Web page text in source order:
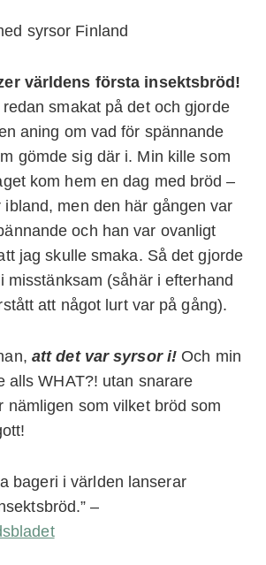
världens första insektsbröd!
smakat på det och gjorde
aning om vad för spännande
gömde sig där i. Min kille som
kom hem en dag med bröd –
ibland, men den här gången var
och han var ovanligt
jag skulle smaka. Så det gjorde
misstänksam (såhär i efterhand
att något lurt var på gång).
att det var syrsor i! Och min
alls WHAT?! utan snarare
nämligen som vilket bröd som
bageri i världen lanserar
–